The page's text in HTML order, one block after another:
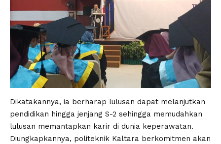
Dikatakannya, ia berharap lulusan dapat melanjutkan
pendidikan hingga jenjang S-2 sehingga memudahkan
lulusan memantapkan karir di dunia keperawatan.
Diungkapkannya, politeknik Kaltara berkomitmen akan